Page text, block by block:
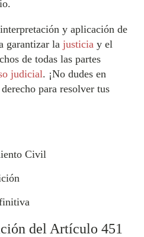
y aplicación de
garantizar la justicia y el
de todas las partes
judicial. ¡No dudes en
para resolver tus
Civil
del Artículo 451